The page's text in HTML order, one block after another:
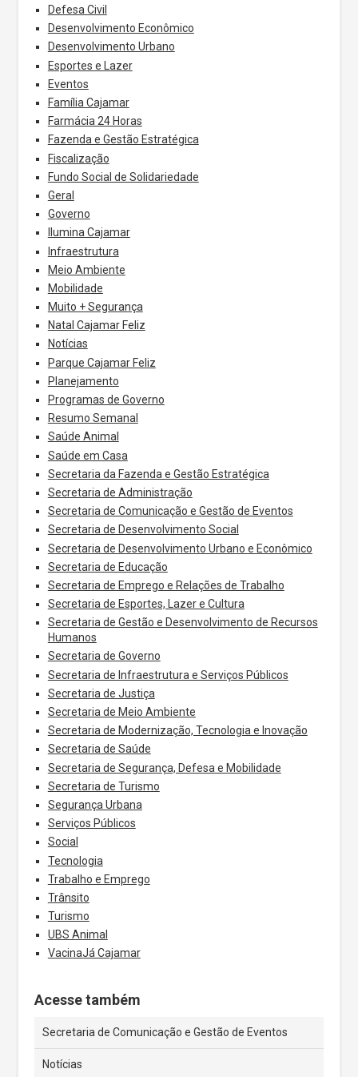
Defesa Civil
Desenvolvimento Econômico
Desenvolvimento Urbano
Esportes e Lazer
Eventos
Família Cajamar
Farmácia 24 Horas
Fazenda e Gestão Estratégica
Fiscalização
Fundo Social de Solidariedade
Geral
Governo
Ilumina Cajamar
Infraestrutura
Meio Ambiente
Mobilidade
Muito + Segurança
Natal Cajamar Feliz
Notícias
Parque Cajamar Feliz
Planejamento
Programas de Governo
Resumo Semanal
Saúde Animal
Saúde em Casa
Secretaria da Fazenda e Gestão Estratégica
Secretaria de Administração
Secretaria de Comunicação e Gestão de Eventos
Secretaria de Desenvolvimento Social
Secretaria de Desenvolvimento Urbano e Econômico
Secretaria de Educação
Secretaria de Emprego e Relações de Trabalho
Secretaria de Esportes, Lazer e Cultura
Secretaria de Gestão e Desenvolvimento de Recursos
Humanos
Secretaria de Governo
Secretaria de Infraestrutura e Serviços Públicos
Secretaria de Justiça
Secretaria de Meio Ambiente
Secretaria de Modernização, Tecnologia e Inovação
Secretaria de Saúde
Secretaria de Segurança, Defesa e Mobilidade
Secretaria de Turismo
Segurança Urbana
Serviços Públicos
Social
Tecnologia
Trabalho e Emprego
Trânsito
Turismo
UBS Animal
VacinaJá Cajamar
Acesse também
Secretaria de Comunicação e Gestão de Eventos
Notícias